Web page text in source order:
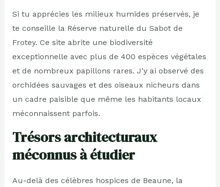
Si tu apprécies les milieux humides préservés, je
te conseille la Réserve naturelle du Sabot de
Frotey. Ce site abrite une biodiversité
exceptionnelle avec plus de 400 espèces végétales
et de nombreux papillons rares. J’y ai observé des
orchidées sauvages et des oiseaux nicheurs dans
un cadre paisible que même les habitants locaux
méconnaissent parfois.
Trésors architecturaux
méconnus à étudier
Au-delà des célèbres hospices de Beaune, la